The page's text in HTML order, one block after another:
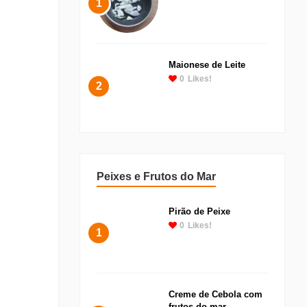
1
2
Maionese de Leite
0 Likes!
Peixes e Frutos do Mar
1
Pirão de Peixe
0 Likes!
Creme de Cebola com